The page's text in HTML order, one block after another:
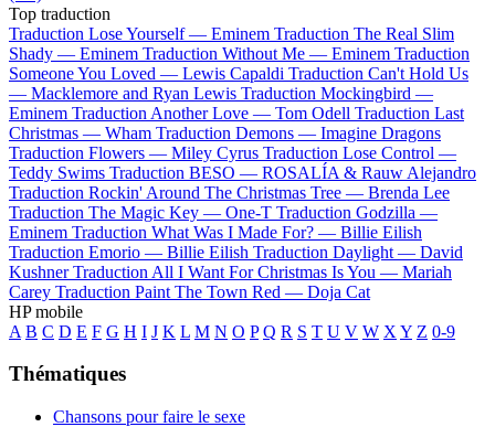
Top traduction
Traduction Lose Yourself — Eminem Traduction The Real Slim
Shady — Eminem Traduction Without Me — Eminem Traduction
Someone You Loved — Lewis Capaldi Traduction Can't Hold Us
— Macklemore and Ryan Lewis Traduction Mockingbird —
Eminem Traduction Another Love — Tom Odell Traduction Last
Christmas — Wham Traduction Demons — Imagine Dragons
Traduction Flowers — Miley Cyrus Traduction Lose Control —
Teddy Swims Traduction BESO — ROSALÍA & Rauw Alejandro
Traduction Rockin' Around The Christmas Tree — Brenda Lee
Traduction The Magic Key — One-T Traduction Godzilla —
Eminem Traduction What Was I Made For? — Billie Eilish
Traduction Emorio — Billie Eilish Traduction Daylight — David
Kushner Traduction All I Want For Christmas Is You — Mariah
Carey Traduction Paint The Town Red — Doja Cat
HP mobile
A B C D E F G H I J K L M N O P Q R S T U V W X Y Z 0-9
Thématiques
Chansons pour faire le sexe